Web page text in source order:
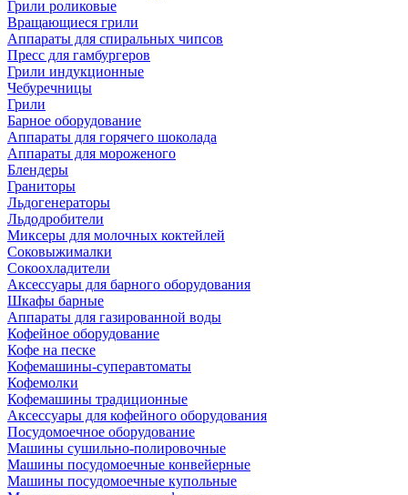
Грили роликовые
Вращающиеся грили
Аппараты для спиральных чипсов
Пресс для гамбургеров
Грили индукционные
Чебуречницы
Грили
Барное оборудование
Аппараты для горячего шоколада
Аппараты для мороженого
Блендеры
Граниторы
Льдогенераторы
Льдодробители
Миксеры для молочных коктейлей
Соковыжималки
Сокоохладители
Аксессуары для барного оборудования
Шкафы барные
Аппараты для газированной воды
Кофейное оборудование
Кофе на песке
Кофемашины-суперавтоматы
Кофемолки
Кофемашины традиционные
Аксессуары для кофейного оборудования
Посудомоечное оборудование
Машины сушильно-полировочные
Машины посудомоечные конвейерные
Машины посудомоечные купольные